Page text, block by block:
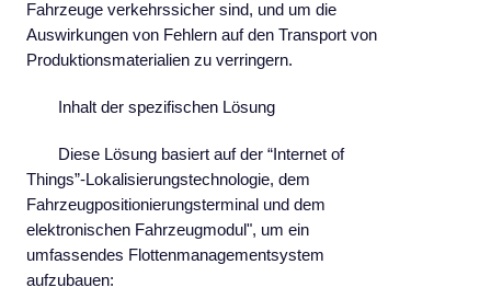
Fahrzeuge verkehrssicher sind, und um die
Auswirkungen von Fehlern auf den Transport von
Produktionsmaterialien zu verringern.
Inhalt der spezifischen Lösung
Diese Lösung basiert auf der “Internet of
Things”-Lokalisierungstechnologie, dem
Fahrzeugpositionierungsterminal und dem
elektronischen Fahrzeugmodul", um ein
umfassendes Flottenmanagementsystem
aufzubauen: